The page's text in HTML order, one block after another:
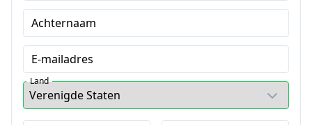
Achternaam
E-mailadres
Land